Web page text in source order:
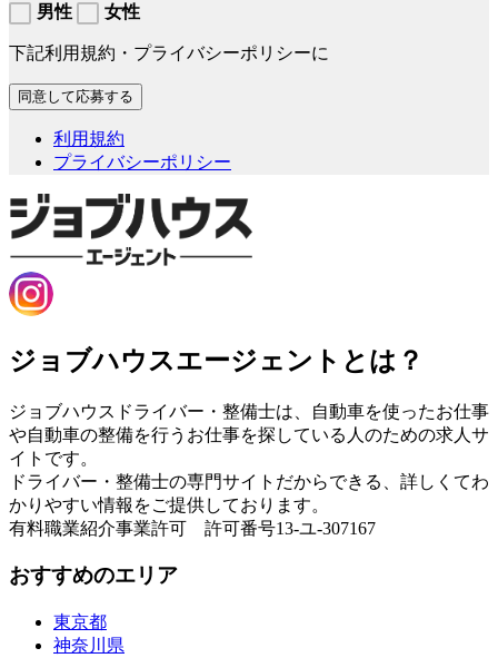
男性
女性
下記利用規約・プライバシーポリシーに
利用規約
プライバシーポリシー
ジョブハウスエージェントとは？
ジョブハウスドライバー・整備士は、自動車を使ったお仕事
や自動車の整備を行うお仕事を探している人のための求人サ
イトです。
ドライバー・整備士の専門サイトだからできる、詳しくてわ
かりやすい情報をご提供しております。
有料職業紹介事業許可 許可番号13-ユ-307167
おすすめのエリア
東京都
神奈川県